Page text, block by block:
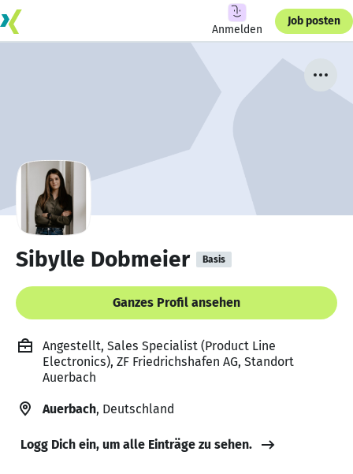
Anmelden
Job posten
Sibylle Dobmeier Basis
Ganzes Profil ansehen
Angestellt, Sales Specialist (Product Line
Electronics), ZF Friedrichshafen AG, Standort
Auerbach
Auerbach, Deutschland
Logg Dich ein, um alle Einträge zu sehen.